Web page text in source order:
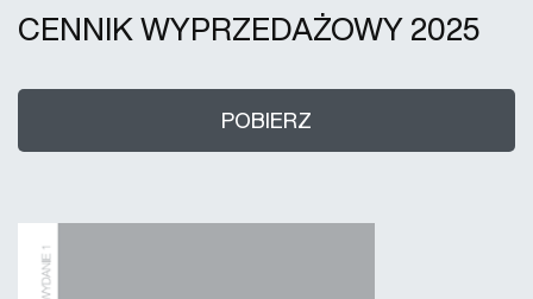
CENNIK WYPRZEDAŻOWY 2025
POBIERZ